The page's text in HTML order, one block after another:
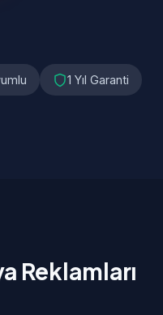
1 Yıl Garanti
Reklamları